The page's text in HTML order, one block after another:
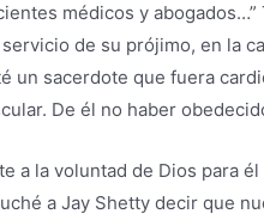
médicos y
de su prójimo, en la
un sacerdote que fuera
De él no haber
a la voluntad de Dios para
a Jay Shetty decir que